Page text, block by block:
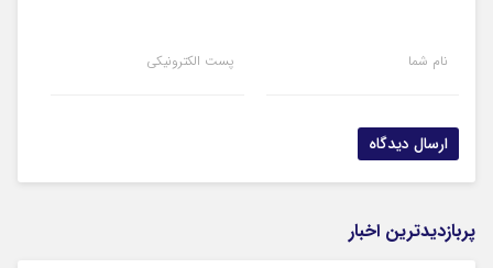
نام شما پست الکترونیکی
پربازدیدترین اخبار